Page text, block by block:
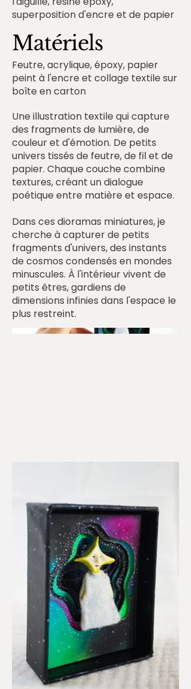
superposition d'encre et de papier
Matériels
Feutre, acrylique, époxy, papier
peint à l'encre et collage textile sur
boîte en carton
Une illustration textile qui capture
des fragments de lumière, de
couleur et d'émotion. De petits
univers tissés de feutre, de fil et de
papier. Chaque couche combine
textures, créant un dialogue
poétique entre matière et espace.
Dans ces dioramas miniatures, je
cherche à capturer de petits
fragments d'univers, des instants
de cosmos condensés en mondes
minuscules. À l'intérieur vivent de
petits êtres, gardiens de
dimensions infinies dans l'espace le
plus restreint.